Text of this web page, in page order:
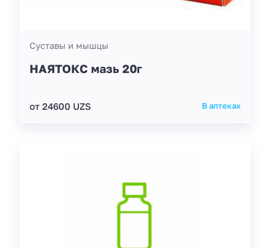
Суставы и мышцы
НАЯТОКС мазь 20г
от 24600 UZS В аптеках